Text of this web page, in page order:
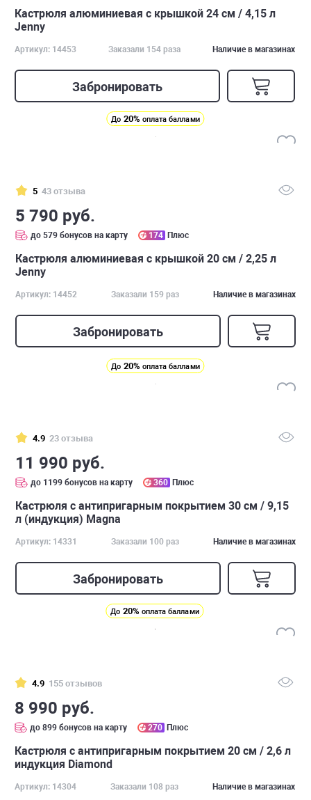
Кастрюля алюминиевая с крышкой 24 см / 4,15 л
Jenny
Артикул: 14453 Заказали 154 раза Наличие в магазинах
Забронировать
До 20% оплата баллами
5 43 отзыва
5 790 руб.
до 579 бонусов на карту 174 Плюс
Кастрюля алюминиевая с крышкой 20 см / 2,25 л
Jenny
Артикул: 14452 Заказали 159 раз Наличие в магазинах
Забронировать
До 20% оплата баллами
4.9 23 отзыва
11 990 руб.
до 1199 бонусов на карту 360 Плюс
Кастрюля с антипригарным покрытием 30 см / 9,15
л (индукция) Magna
Артикул: 14331 Заказали 100 раз Наличие в магазинах
Забронировать
До 20% оплата баллами
4.9 155 отзывов
8 990 руб.
до 899 бонусов на карту 270 Плюс
Кастрюля с антипригарным покрытием 20 см / 2,6 л
индукция Diamond
Артикул: 14304 Заказали 108 раз Наличие в магазинах